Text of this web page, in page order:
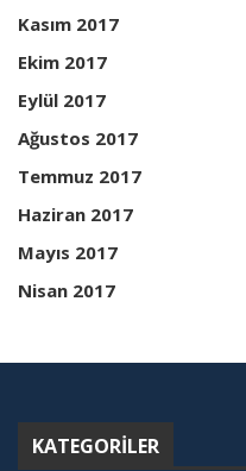
Kasım 2017
Ekim 2017
Eylül 2017
Ağustos 2017
Temmuz 2017
Haziran 2017
Mayıs 2017
Nisan 2017
KATEGORILER